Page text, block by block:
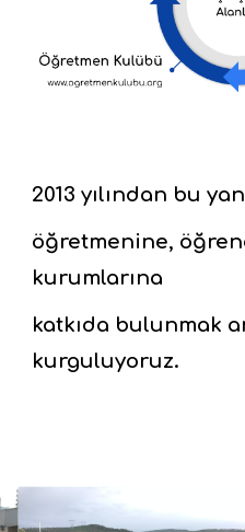
2013 yılından bu
öğretmenine,
kurumlarına
katkıda bulunmak
kurguluyoruz.